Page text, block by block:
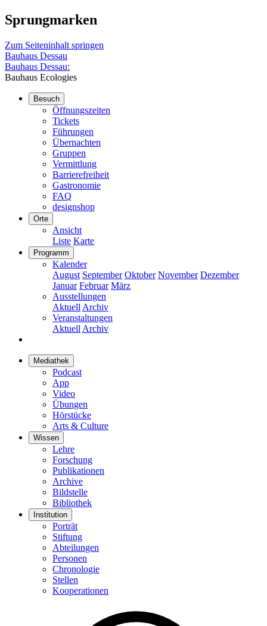
Sprungmarken
Zum Seiteninhalt springen
Bauhaus Dessau
Bauhaus Dessau:
Bauhaus Ecologies
Besuch
Öffnungszeiten
Tickets
Führungen
Übernachten
Gruppen
Vermittlung
Barrierefreiheit
Gastronomie
FAQ
designshop
Orte
Ansicht
Liste Karte
Programm
Kalender
August September Oktober November Dezember
Januar Februar März
Ausstellungen
Aktuell Archiv
Veranstaltungen
Aktuell Archiv
Mediathek
Podcast
App
Video
Übungen
Hörstücke
Arts & Culture
Wissen
Lehre
Forschung
Publikationen
Archive
Bildstelle
Bibliothek
Institution
Porträt
Stiftung
Abteilungen
Personen
Chronologie
Stellen
Kooperationen